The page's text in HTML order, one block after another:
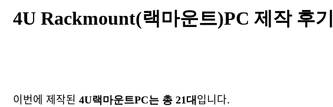
4U Rackmount(랙마운트)PC 제작 후기
이번에 제작된 4U랙마운트PC는 총 21대 입니다.